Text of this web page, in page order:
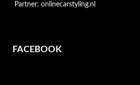
Partner: onlinecarstyling.nl
FACEBOOK